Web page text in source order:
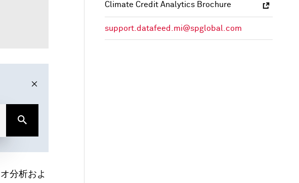
分析およ
Climate Credit Analytics Brochure
support.datafeed.mi@spglobal.com